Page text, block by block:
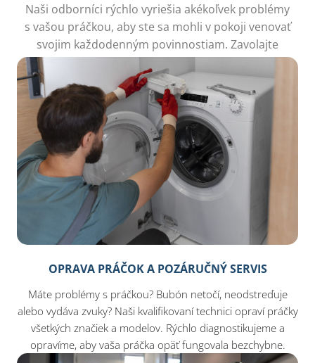
Naši odborníci rýchlo vyriešia akékoľvek problémy
s vašou práčkou, aby ste sa mohli v pokoji venovať
svojim každodenným povinnostiam. Zavolajte
nám!
OPRAVA PRÁČOK A POZÁRUČNÝ SERVIS
Máte problémy s práčkou? Bubón netočí, neodstreďuje
alebo vydáva zvuky? Naši kvalifikovaní technici opraví práčky
všetkých značiek a modelov. Rýchlo diagnostikujeme a
opravíme, aby vaša práčka opäť fungovala bezchybne.